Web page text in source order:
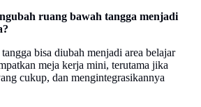
ruang bawah tangga menjadi
bisa diubah menjadi area belajar
meja kerja mini, terutama jika
cukup, dan mengintegrasikannya